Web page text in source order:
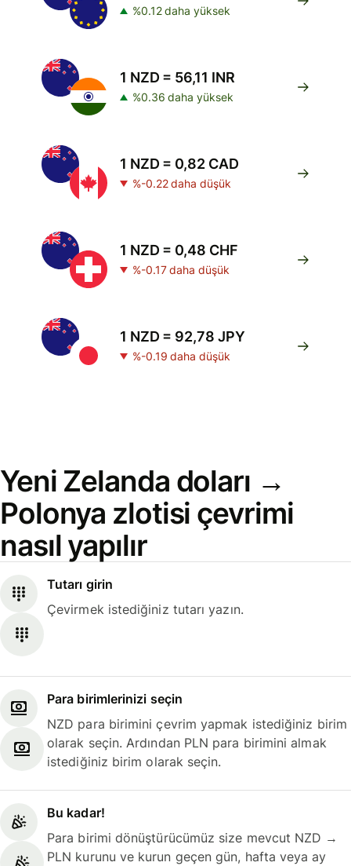
%0.12 daha yüksek
1 NZD = 56,11 INR
%0.36 daha yüksek
1 NZD = 0,82 CAD
%-0.22 daha düşük
1 NZD = 0,48 CHF
%-0.17 daha düşük
1 NZD = 92,78 JPY
%-0.19 daha düşük
Yeni Zelanda doları →
Polonya zlotisi çevrimi
nasıl yapılır
Tutarı girin
Çevirmek istediğiniz tutarı yazın.
Para birimlerinizi seçin
NZD para birimini çevrim yapmak istediğiniz birim
olarak seçin. Ardından PLN para birimini almak
istediğiniz birim olarak seçin.
Bu kadar!
Para birimi dönüştürücümüz size mevcut NZD →
PLN kurunu ve kurun geçen gün, hafta veya ay